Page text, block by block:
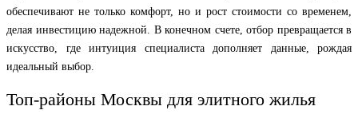
обеспечивают не только комфорт, но и рост стоимости со временем,
делая инвестицию надежной. В конечном счете, отбор превращается в
искусство, где интуиция специалиста дополняет данные, рождая
идеальный выбор.
Топ-районы Москвы для элитного жилья